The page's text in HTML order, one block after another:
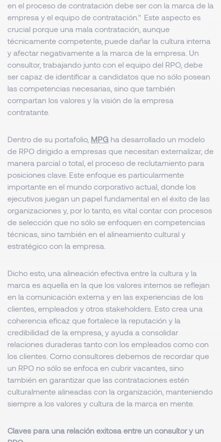
en el proceso de contratación debe ser con la marca de la
empresa y el equipo de contratación." Este aspecto es
crucial porque una mala contratación, aunque
técnicamente competente, puede dañar la cultura interna
y afectar negativamente a la marca de la empresa. Un
consultor, trabajando junto con el equipo del RPO, debe
ser capaz de identificar a candidatos que no sólo posean
las competencias necesarias, sino que también
compartan los valores y la visión de la empresa
contratante.
Dentro de su portafolio, MPG ha desarrollado un modelo
de RPO dirigido a empresas que necesitan externalizar, de
manera parcial o total, el proceso de reclutamiento para
posiciones clave. Este enfoque es particularmente
importante en el mundo corporativo actual, donde los
ejecutivos juegan un papel fundamental en el éxito de las
organizaciones y, por lo tanto, es vital contar con procesos
de selección que no sólo se enfoquen en competencias
técnicas, sino también en el alineamiento cultural y
estratégico con la empresa.
Dicho esto, una alineación efectiva entre la cultura y la
marca es aquella en la que los valores internos se reflejan
en la comunicación externa y en las experiencias de los
clientes, empleados y otros stakeholders . Esto crea una
coherencia eficaz que fortalece la reputación y la
credibilidad de la empresa, y ayuda a consolidar
relaciones duraderas tanto con los empleados como con
los clientes. Como consultores debemos de recordar que
un RPO no sólo se enfoca en cubrir vacantes, sino
también en garantizar que las contrataciones estén
culturalmente alineadas con la organización, manteniendo
siempre a los valores y cultura de la marca en mente.
Claves para una relación exitosa entre un consultor y un